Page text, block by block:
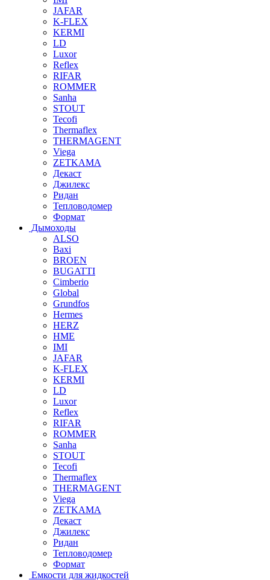
JAFAR
K-FLEX
KERMI
LD
Luxor
Reflex
RIFAR
ROMMER
Sanha
STOUT
Tecofi
Thermaflex
THERMAGENT
Viega
ZETKAMA
Декаст
Джилекс
Ридан
Тепловодомер
Формат
Дымоходы
ALSO
Baxi
BROEN
BUGATTI
Cimberio
Global
Grundfos
Hermes
HERZ
HME
IMI
JAFAR
K-FLEX
KERMI
LD
Luxor
Reflex
RIFAR
ROMMER
Sanha
STOUT
Tecofi
Thermaflex
THERMAGENT
Viega
ZETKAMA
Декаст
Джилекс
Ридан
Тепловодомер
Формат
Емкости для жидкостей